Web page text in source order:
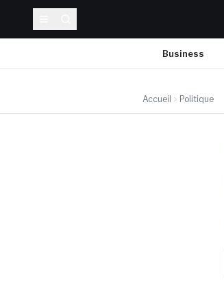
Business
Accueil Politique